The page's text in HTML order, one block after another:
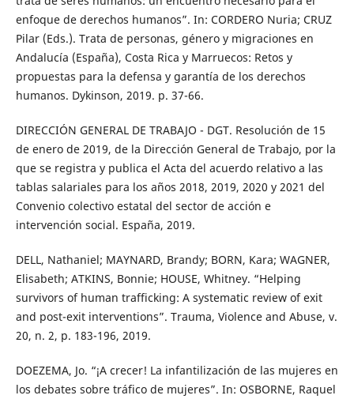
enfoque de derechos humanos”. In: CORDERO Nuria; CRUZ
Pilar (Eds.). Trata de personas, género y migraciones en
Andalucía (España), Costa Rica y Marruecos: Retos y
propuestas para la defensa y garantía de los derechos
humanos. Dykinson, 2019. p. 37-66.
DIRECCIÓN GENERAL DE TRABAJO - DGT. Resolución de 15
de enero de 2019, de la Dirección General de Trabajo, por la
que se registra y publica el Acta del acuerdo relativo a las
tablas salariales para los años 2018, 2019, 2020 y 2021 del
Convenio colectivo estatal del sector de acción e
intervención social. España, 2019.
DELL, Nathaniel; MAYNARD, Brandy; BORN, Kara; WAGNER,
Elisabeth; ATKINS, Bonnie; HOUSE, Whitney. “Helping
survivors of human trafficking: A systematic review of exit
and post-exit interventions”. Trauma, Violence and Abuse, v.
20, n. 2, p. 183-196, 2019.
DOEZEMA, Jo. “¡A crecer! La infantilización de las mujeres en
los debates sobre tráfico de mujeres”. In: OSBORNE, Raquel